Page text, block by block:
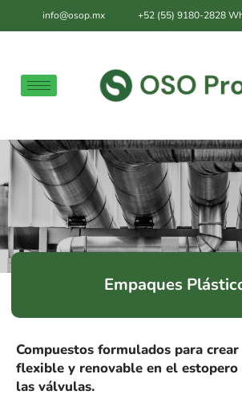
info@osop.mx +52 (55) 9180-2828
Empaques
Compuestos formulados para
flexible y renovable en el estopero
las válvulas.